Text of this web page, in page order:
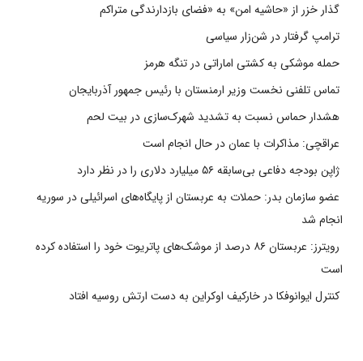
گذار خزر از «حاشیه امن» به «فضای بازدارندگی متراکم
ترامپ گرفتار در شن‌زار سیاسی
حمله موشکی به کشتی اماراتی در تنگه هرمز
تماس تلفنی نخست وزیر ارمنستان با رئیس جمهور آذربایجان
هشدار حماس نسبت به تشدید شهرک‌سازی در بیت‌ لحم
عراقچی: مذاکرات با عمان در حال انجام است
ژاپن بودجه دفاعی بی‌سابقه ۵۶ میلیارد دلاری را در نظر دارد
عضو سازمان بدر: حملات به عربستان از پایگاه‌های اسرائیلی در سوریه
انجام شد
رویترز: عربستان ۸۶ درصد از موشک‌های پاتریوت خود را استفاده کرده
است
کنترل ایوانوفکا در خارکیف اوکراین به دست ارتش روسیه افتاد